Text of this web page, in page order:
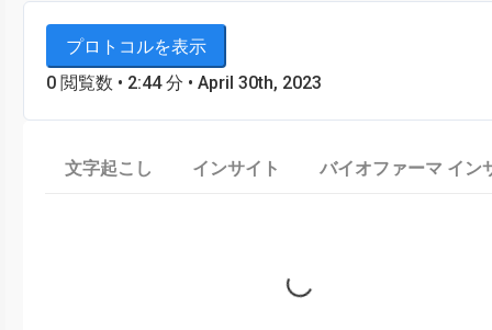
JoVE Encyclopedia of Experiments
生物学
プレイヤーを読み込み中...
プロトコルを表示
0 閲覧数 • 2:44 分 • April 30th, 2023
文字起こし インサイト バイオファーマ イン
Loading...